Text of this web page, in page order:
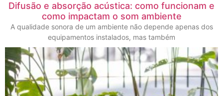
Difusão e absorção acústica: como funcionam e
como impactam o som ambiente
A qualidade sonora de um ambiente não depende apenas dos
equipamentos instalados, mas também